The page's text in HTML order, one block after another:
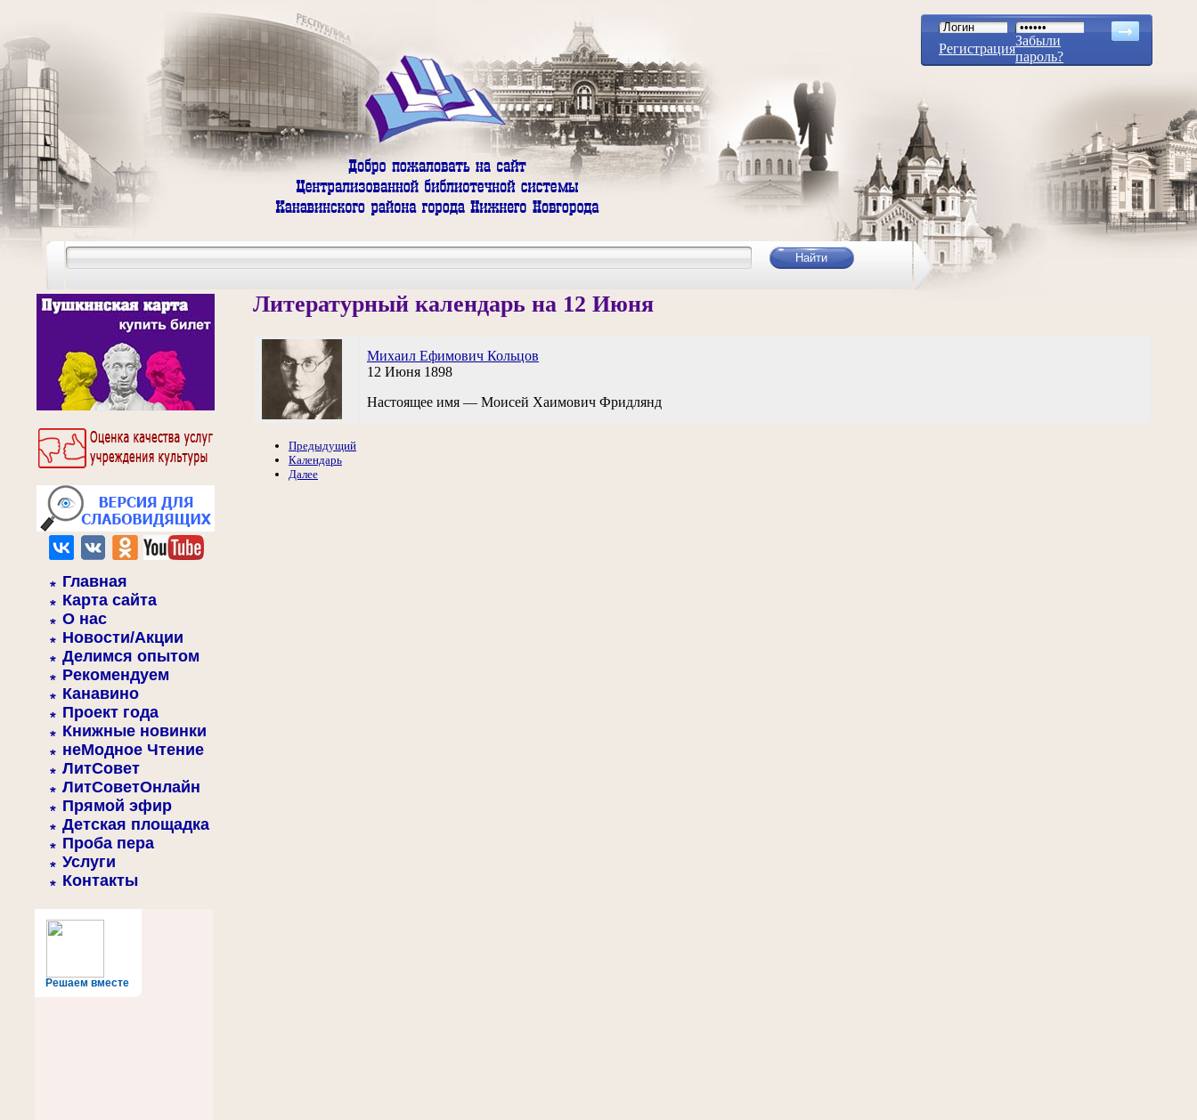
Регистрация
Забыли
пароль?
Главная
Карта сайта
О нас
Новости/Акции
Делимся опытом
Рекомендуем
Канавино
Проект года
Книжные новинки
неМодное Чтение
ЛитСовет
ЛитСоветОнлайн
Прямой эфир
Детская площадка
Проба пера
Услуги
Контакты
Решаем вместе
Литературный календарь на 12 Июня
Михаил Ефимович Кольцов
12 Июня 1898
Настоящее имя — Моисей Хаимович Фридлянд
Предыдущий
Календарь
Далее